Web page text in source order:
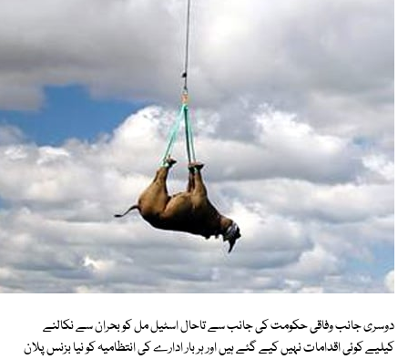
دوسری جانب وفاقی حکومت کی جانب سے تاحال اسٹیل مل کو بحران سے نکالنے
کیلیے کوئی اقدامات نہیں کیے گئے ہیں اور ہر بار ادارے کی انتظامیہ کو نیا بزنس پلان